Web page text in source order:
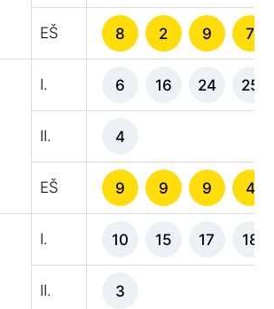
EŠ 8 2 9 7
I. 6 16 24 25
II. 4
EŠ 9 9 9 4
I. 10 15 17 18
II. 3